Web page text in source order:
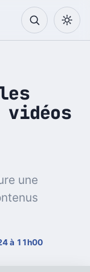
vidéos
une
à 11h00